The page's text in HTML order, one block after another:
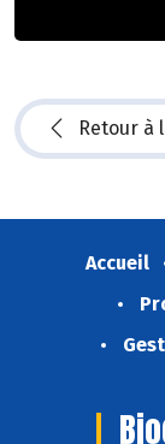
Retour à
Accueil